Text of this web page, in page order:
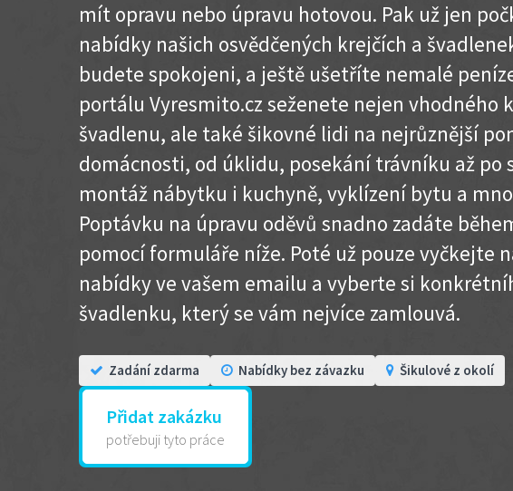
mít opravu nebo úpravu hotovou. Pak už jen
nabídky našich osvědčených krejčích a
budete spokojeni, a ještě ušetříte nemalé
portálu Vyresmito.cz seženete nejen vhodného
švadlenu, ale také šikovné lidi na nejrůznější
domácnosti, od úklidu, posekání trávníku až po
montáž nábytku i kuchyně, vyklízení bytu a
Poptávku na úpravu oděvů snadno zadáte
pomocí formuláře níže. Poté už pouze vyčkejte
nabídky ve vašem emailu a vyberte si
švadlenku, který se vám nejvíce zamlouvá.
Zadání zdarma Nabídky bez závazku Šikulové z okolí
Přidat zakázku
potřebuji tyto práce